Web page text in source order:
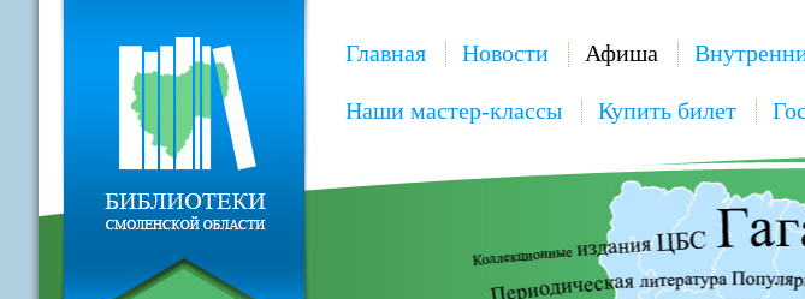
Главная Новости Афиша
Наши мастер-классы Купить билет